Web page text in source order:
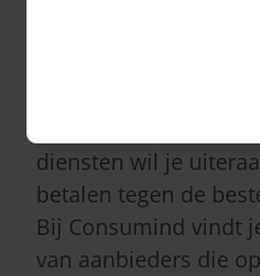
diensten wil je
betalen tegen de
Bij Consumind vindt
van aanbieders die